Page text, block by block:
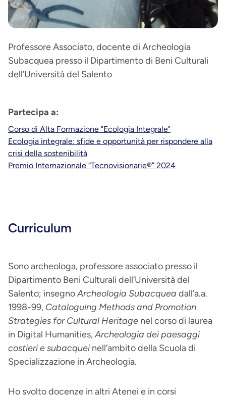
Professore Associato, docente di Archeologia
Subacquea presso il Dipartimento di Beni Culturali
dell’Università del Salento
Partecipa a:
Corso di Alta Formazione "Ecologia Integrale"
Ecologia integrale: sfide e opportunità per rispondere alla
crisi della sostenibilità
Premio Internazionale “Tecnovisionarie®” 2024
Curriculum
Sono archeologa, professore associato presso il
Dipartimento Beni Culturali dell’Università del
Salento; insegnoArcheologia Subacquea dall’a.a.
1998-99, Cataloguing Methods and Promotion
Strategies for Cultural Heritage nel corso di laurea
in Digital Humanities,Archeologia dei paesaggi
costieri e subacquei nell’ambito della Scuola di
Specializzazione in Archeologia.
Ho svolto docenze in altri Atenei e in corsi